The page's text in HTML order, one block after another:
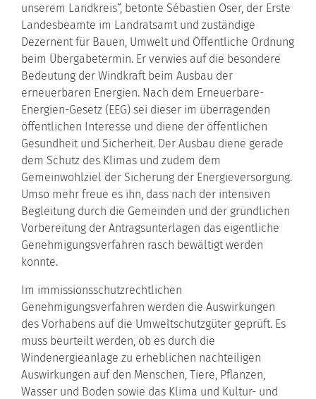
unserem Landkreis“, betonte Sébastien Oser, der Erste
Landesbeamte im Landratsamt und zuständige
Dezernent für Bauen, Umwelt und Öffentliche Ordnung
beim Übergabetermin. Er verwies auf die besondere
Bedeutung der Windkraft beim Ausbau der
erneuerbaren Energien. Nach dem Erneuerbare-
Energien-Gesetz (EEG) sei dieser im überragenden
öffentlichen Interesse und diene der öffentlichen
Gesundheit und Sicherheit. Der Ausbau diene gerade
dem Schutz des Klimas und zudem dem
Gemeinwohlziel der Sicherung der Energieversorgung.
Umso mehr freue es ihn, dass nach der intensiven
Begleitung durch die Gemeinden und der gründlichen
Vorbereitung der Antragsunterlagen das eigentliche
Genehmigungsverfahren rasch bewältigt werden
konnte.
Im immissionsschutzrechtlichen
Genehmigungsverfahren werden die Auswirkungen
des Vorhabens auf die Umweltschutzgüter geprüft. Es
muss beurteilt werden, ob es durch die
Windenergieanlage zu erheblichen nachteiligen
Auswirkungen auf den Menschen, Tiere, Pflanzen,
Wasser und Boden sowie das Klima und Kultur- und